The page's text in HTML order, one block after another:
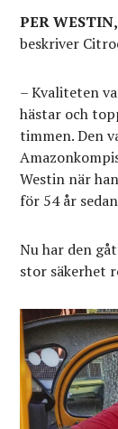
PER
beskriver
– Kvaliteten
hästar och
timmen. Den
Westin när
för 54 år
Nu har den
stor säkerhet